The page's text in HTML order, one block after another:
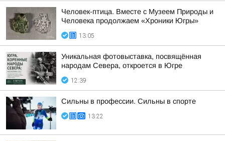
Человек-птица. Вместе с Музеем Природы и
Человека продолжаем «Хроники Югры»
13:05
Уникальная фотовыставка, посвящённая
народам Севера, откроется в Югре
12:39
Сильны в профессии. Сильны в спорте
13:22